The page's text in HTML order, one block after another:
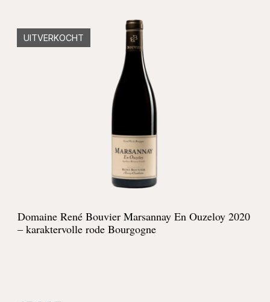
UITVERKOCHT
Domaine René Bouvier Marsannay En Ouzeloy 2020
– karaktervolle rode Bourgogne